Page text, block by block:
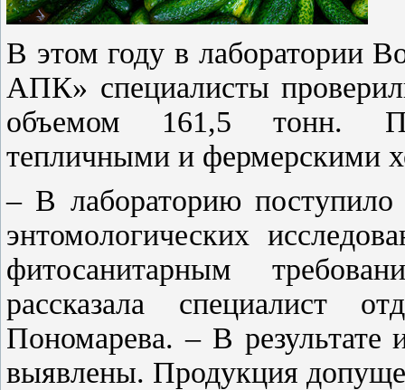
В этом году в лаборатории
АПК» специалисты
объемом 161,5 тонн.
тепличными и фермерскими
– В лабораторию поступило
энтомологических
фитосанитарным
рассказала специалист
Пономарева. – В результате
выявлены. Продукция